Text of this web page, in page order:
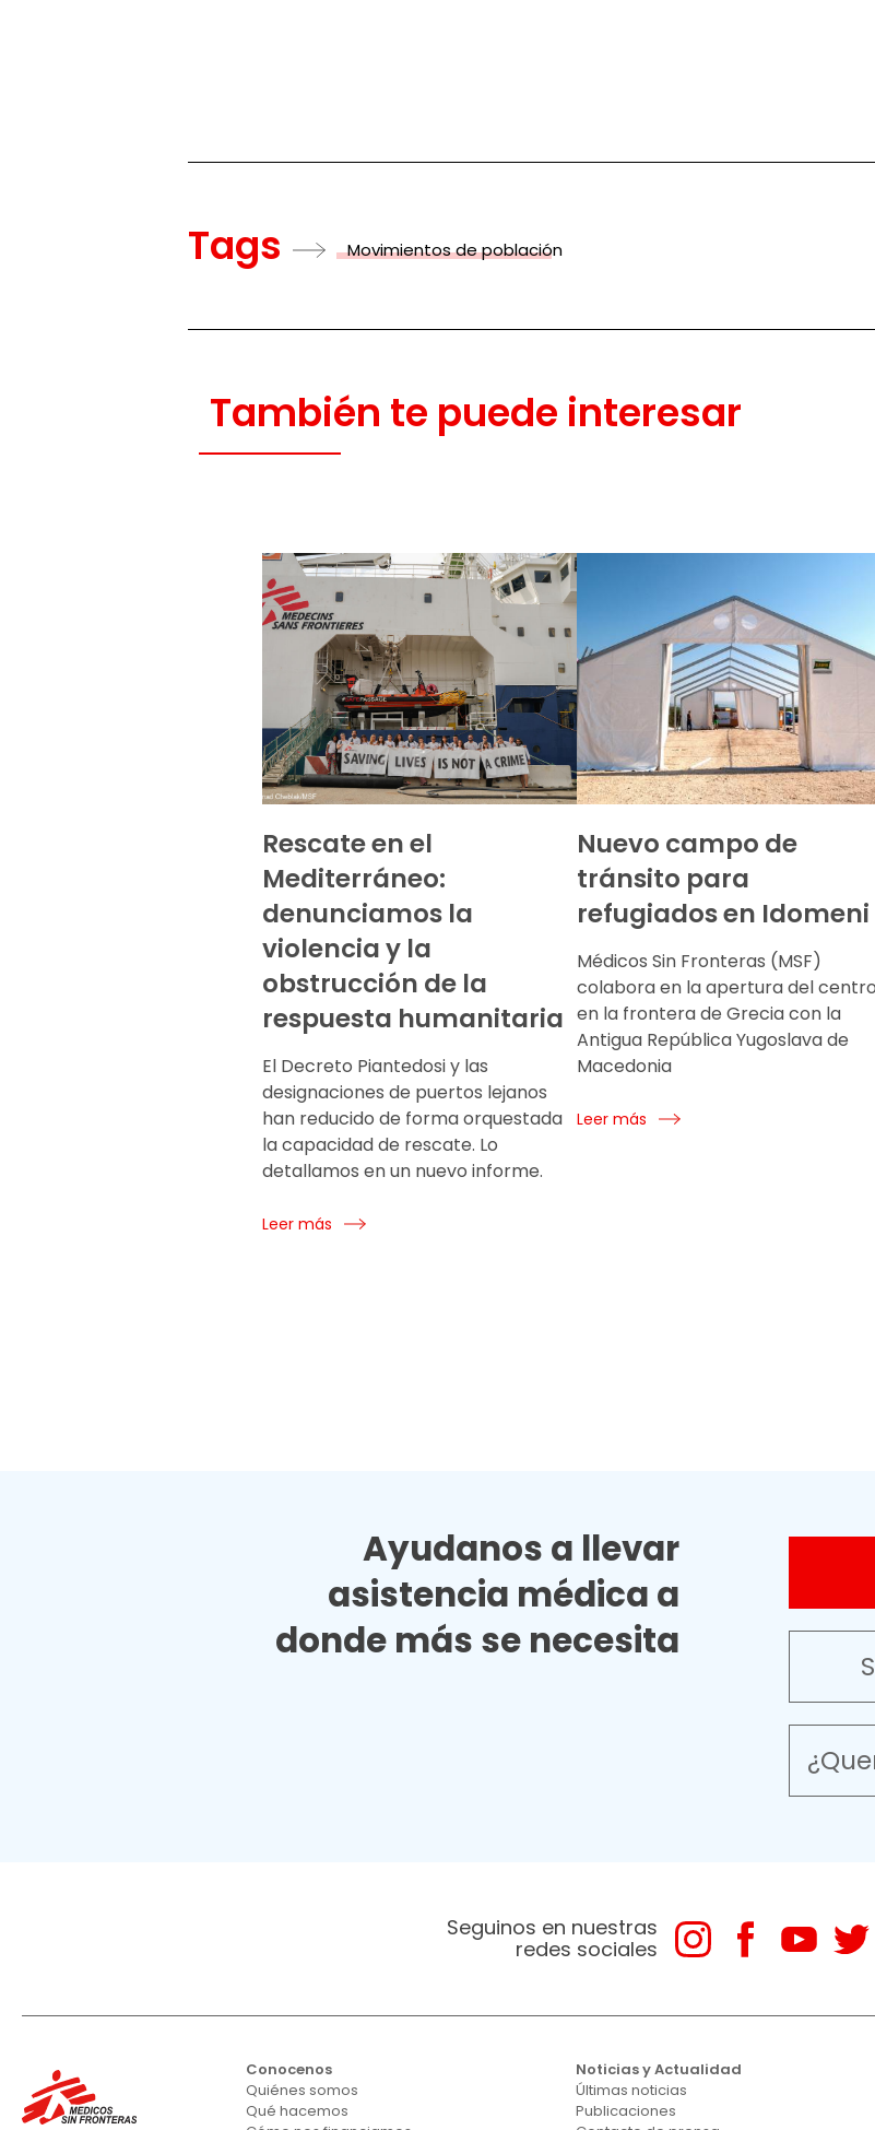
Tags Movimientos de población
También te puede interesar
Rescate en el
Mediterráneo:
denunciamos la
violencia y la
obstrucción de la
respuesta humanitaria
El Decreto Piantedosi y las
designaciones de puertos lejanos
han reducido de forma orquestada
la capacidad de rescate. Lo
detallamos en un nuevo informe.
Leer más
Nuevo campo de
tránsito para
refugiados en Idomeni
Médicos Sin Fronteras (MSF)
colabora en la apertura del centro
en la frontera de Grecia con la
Antigua República Yugoslava de
Macedonia
Leer más
Ayudanos a llevar
asistencia médica a
donde más se necesita
Seguinos en nuestras
redes sociales
Conocenos
Quiénes somos
Qué hacemos
Noticias y Actualidad
Últimas noticias
Publicaciones